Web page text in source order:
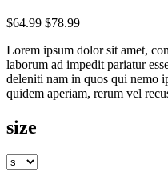
$64.99 $78.99
Lorem ipsum dolor sit amet,
laborum ad impedit pariatur
deleniti nam in quos qui nemo
quidem aperiam, rerum vel
size